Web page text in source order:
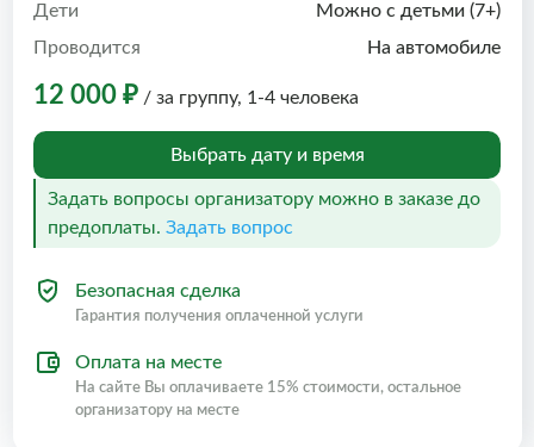
Дети
Можно с детьми (7+)
Проводится
На автомобиле
12 000 ₽ / за группу, 1-4 человека
Выбрать дату и время
Задать вопросы организатору можно в заказе до
предоплаты. Задать вопрос
Безопасная сделка
Гарантия получения оплаченной услуги
Оплата на месте
На сайте Вы оплачиваете 15% стоимости, остальное
организатору на месте